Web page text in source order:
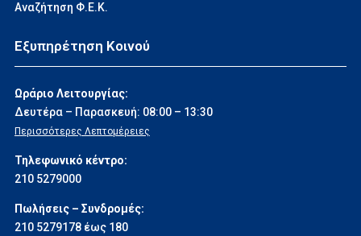
Αναζήτηση Φ.Ε.Κ.
Εξυπηρέτηση Κοινού
Ωράριο Λειτουργίας:
Δευτέρα – Παρασκευή: 08:00 – 13:30
Περισσότερες Λεπτομέρειες
Τηλεφωνικό κέντρο:
210 5279000
Πωλήσεις – Συνδρομές:
210 5279178 έως 180